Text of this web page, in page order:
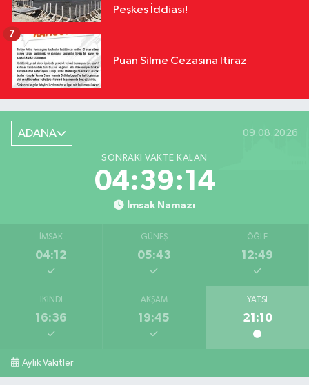
Peşkeş İddiası!
Puan Silme Cezasına İtiraz
7
ADANA 09.08.2026
SONRAKI VAKTE KALAN
04:39:13
İmsak Namazı
İMSAK
04:12
GÜNEŞ
05:43
ÖĞLE
12:49
İKINDI
16:36
AKŞAM
19:45
YATSI
21:10
Aylık Vakitler